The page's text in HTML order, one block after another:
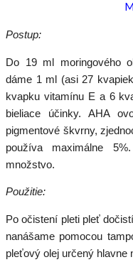
Postup:
Do 19 ml moringového
dáme 1 ml (asi 27
kvapku vitamínu E a 6
bieliace účinky. AHA
pigmentové škvrny,
používa maximálne
množstvo.
Použitie:
Po očistení pleti pleť
nanášame pomocou
pleťový olej určený hlavne